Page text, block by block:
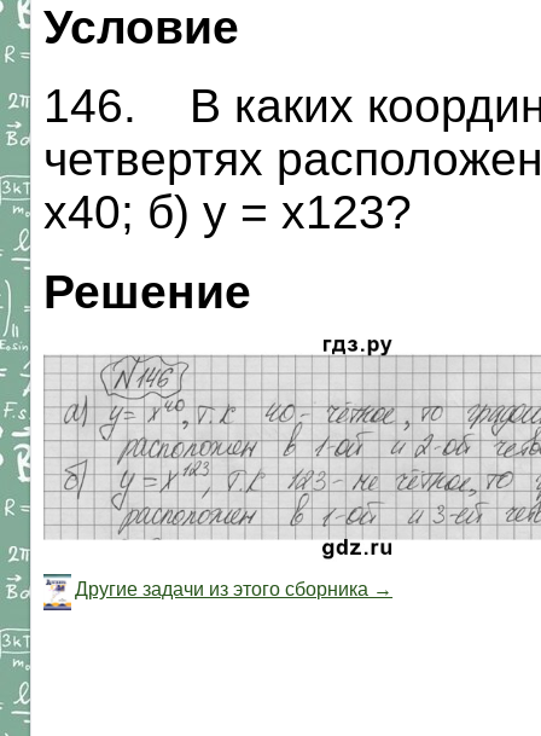
Условие
146. В каких
четвертях
х40; б) у = х123?
Решение
Другие задачи из этого сборника →